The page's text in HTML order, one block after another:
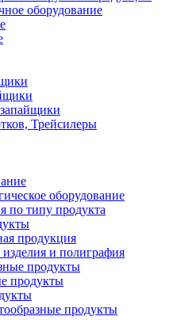
оборудование
Трейсилеры
оборудование
по типу продукта
продукция
и полиграфия
продукты
продукты
продукты